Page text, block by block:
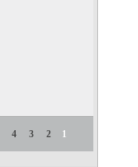
1
2
3
4